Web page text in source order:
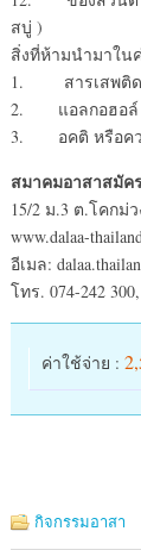
สบู่ )
สิ่งที่ห้ามนำมาใน
1. สารเสพติด
2. แอลกอฮอล์
3. อคติ หรือคว
สมาคมอาสาสมัค
15/2 ม.3 ต.โคกม่
www.dalaa-
อีเมล:
โทร. 074-242
ค่าใช้จ่าย :
กิจกรรมอาสา